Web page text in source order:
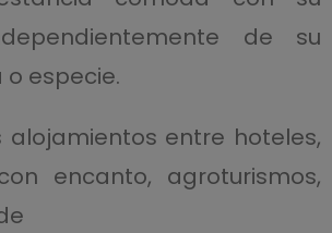
de su
especie.
alojamientos entre hoteles,
encanto, agroturismos,